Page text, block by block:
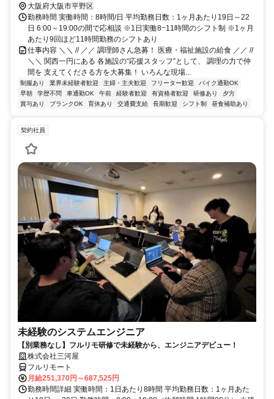
大阪府大阪市平野区
勤務時間 実働時間：8時間/日 平均勤務日数：1ヶ月あたり19日～22
日 6:00～19:00の間で応相談 ※1日実働8~11時間のシフト制 ※1ヶ月
あたり9回ほど11時間勤務のシフトあり
仕事内容 ＼＼ // ／／ 調理師さん急募！ 医療・福祉施設の給食 ／／ //
＼＼ 関西一円にある 各施設の“応援スタッフ”として、 調理の力で仲
間を 支えてくださる方を大募集！ いろんな現場...
制服あり 業界未経験者歓迎 主婦・主夫歓迎 フリーター歓迎
バイク通勤OK
早朝
学歴不問 車通勤OK 午前 経験者歓迎 有資格者歓迎 研修あり
夕方
賞与あり
ブランクOK 育休あり 交通費支給 長期歓迎 シフト制 昼食補助あり
契約社員
未経験のシステムエンジニア
【別業務なし】フルリモ研修で未経験から、エンジニアデビュー！
株式会社三河屋
フルリモート
月給251,370円～687,525円
勤務時間詳細 実働時間：1日あたり8時間 平均勤務日数：1ヶ月あた